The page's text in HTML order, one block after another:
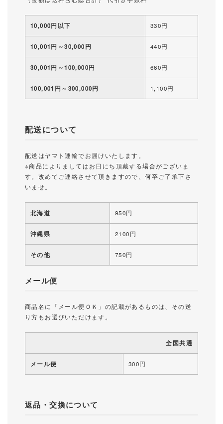
10,000円以下 330円
10,001円～30,000円 440円
30,001円～100,000円 660円
100,001円～300,000円 1,100円
配送について
配送はヤマト運輸でお届けいたします。
※商品によりましてはお日にち頂戴する場合がございま
す。改めてご連絡させて頂きますので、何卒ご了承下さ
いませ。
北海道 950円
沖縄県 2100円
その他 750円
メール便
商品名に「メール便ＯＫ」の記載があるものは、その送
り方もお選びいただけます。
全国共通
メール便 300円
返品・交換について